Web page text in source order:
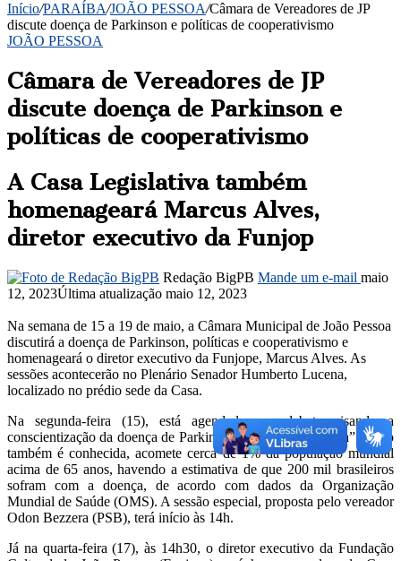
Início/PARAÍBA/JOÃO PESSOA/Câmara de Vereadores de JP
discute doença de Parkinson e políticas de cooperativismo
JOÃO PESSOA
Câmara de Vereadores de JP
discute doença de Parkinson e
políticas de cooperativismo
A Casa Legislativa também
homenageará Marcus Alves,
diretor executivo da Funjop
Redação BigPB Mande um e-mail maio
12, 2023Última atualização maio 12, 2023
Na semana de 15 a 19 de maio, a Câmara Municipal de João Pessoa
discutirá a doença de Parkinson, políticas e cooperativismo e
homenageará o diretor executivo da Funjope, Marcus Alves. As
sessões acontecerão no Plenário Senador Humberto Lucena,
localizado no prédio sede da Casa.
Na segunda-feira (15), está agendado um debate visando a
conscientização da doença de Parkinson. A “tulipa vermelha”, como
também é conhecida, acomete cerca de 1% da população mundial
acima de 65 anos, havendo a estimativa de que 200 mil brasileiros
sofram com a doença, de acordo com dados da Organização
Mundial de Saúde (OMS). A sessão especial, proposta pelo vereador
Odon Bezzera (PSB), terá início às 14h.
Já na quarta-feira (17), às 14h30, o diretor executivo da Fundação